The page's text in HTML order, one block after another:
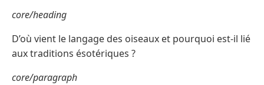
core/heading
D’où vient le langage des oiseaux et pourquoi est-il lié
aux traditions ésotériques ?
core/paragraph